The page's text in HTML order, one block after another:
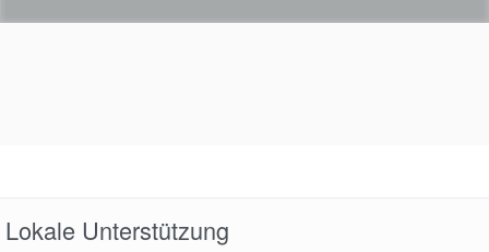
Lokale Unterstützung